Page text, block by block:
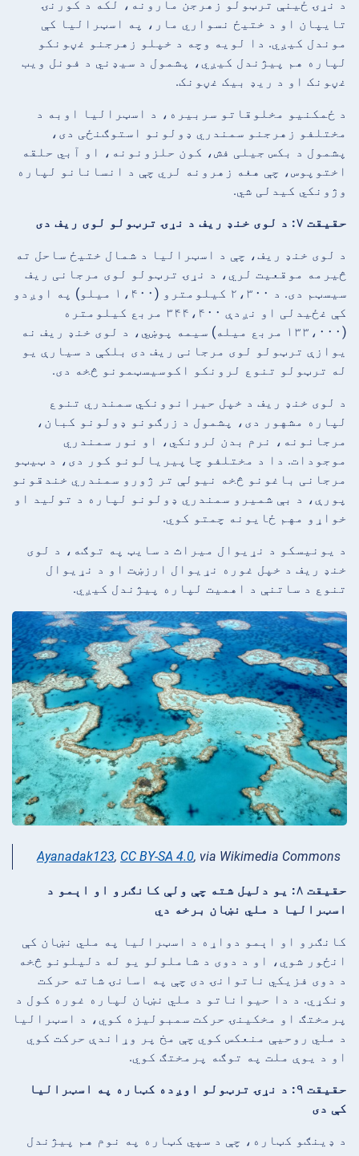
د نړۍ ځینې ترټولو زهرجن مارونه، لکه د کورنۍ
تایپان او د ختیځ نسواري مار، په اسټرالیا کې
موندل کیږي. دا لویه وچه د خپلو زهرجنو غڼونکو
لپاره هم پیژندل کیږي، پشمول د سیډني د فونل ویب
غڼونک او د ریډ بیک غڼونک.
د ځمکنیو مخلوقاتو سربیره، د اسټرالیا اوبه د
مختلفو زهرجنو سمندري ډولونو استوګنځی دی،
پشمول د بکس جیلی فش، کون حلزونونه، او آبي حلقه
اختوپوس، چې هغه زهرونه لري چې د انسانانو لپاره
وژونکي کیدلی شي.
حقیقت ۷: د لوی خنډ ریف د نړۍ ترټولو لوی ریف دی
د لوی خنډ ریف، چې د اسټرالیا د شمال ختیځ ساحل ته
څیرمه موقعیت لري، د نړۍ ترټولو لوی مرجانی ریف
سیسټم دی. د ۲،۳۰۰ کیلومترو (۱،۴۰۰ میلو) په اوږدو
کې غځیدلی او نږدې ۳۴۴،۴۰۰ مربع کیلومتره
(۱۳۳،۰۰۰ مربع میله) سیمه پوښي، د لوی خنډ ریف نه
یوازې ترټولو لوی مرجانی ریف دی بلکې د سیارې یو
له ترټولو تنوع لرونکو اکوسیسټمونو څخه دی.
د لوی خنډ ریف د خپل حیرانوونکي سمندري تنوع
لپاره مشهور دی، پشمول د زرګونو ډولونو کبان،
مرجانونه، نرم بدن لرونکي، او نور سمندري
موجودات. دا د مختلفو چاپیریالونو کور دی، د ټیټو
مرجانی باغونو څخه نیولې تر ژورو سمندري خندقونو
پورې، د بې شمیرو سمندري ډولونو لپاره د تولید او
خواړو مهم ځایونه چمتو کوي.
د یونیسکو د نړیوال میراث د سایټ په توګه، د لوی
خنډ ریف د خپل غوره نړیوال ارزښت او د نړیوال
تنوع د ساتنې د اهمیت لپاره پیژندل کیږي.
Ayanadak123, CC BY-SA 4.0, via Wikimedia Commons
حقیقت ۸: یو دلیل شته چې ولې کانګرو او اېمو د
اسټرالیا د ملي نښان برخه دي
کانګرو او اېمو دواړه د اسټرالیا په ملي نښان کې
انځور شوي، او د دوی د شاملولو یو له دلیلونو څخه
د دوی فزیکي ناتوانۍ دی چې په اسانۍ شاته حرکت
ونکړي. د دا حیواناتو د ملي نښان لپاره غوره کول د
پرمختګ او مخکینۍ حرکت سمبولیزه کوي، د اسټرالیا
د ملي روحیې منعکس کوي چې مخ پر وړاندې حرکت کوي
او د یوې ملت په توګه پرمختګ کوي.
حقیقت ۹: د نړۍ ترټولو اوږده کټاره په اسټرالیا
کې دی
د ډینګو کټاره، چې د سپي کټاره په نوم هم پیژندل